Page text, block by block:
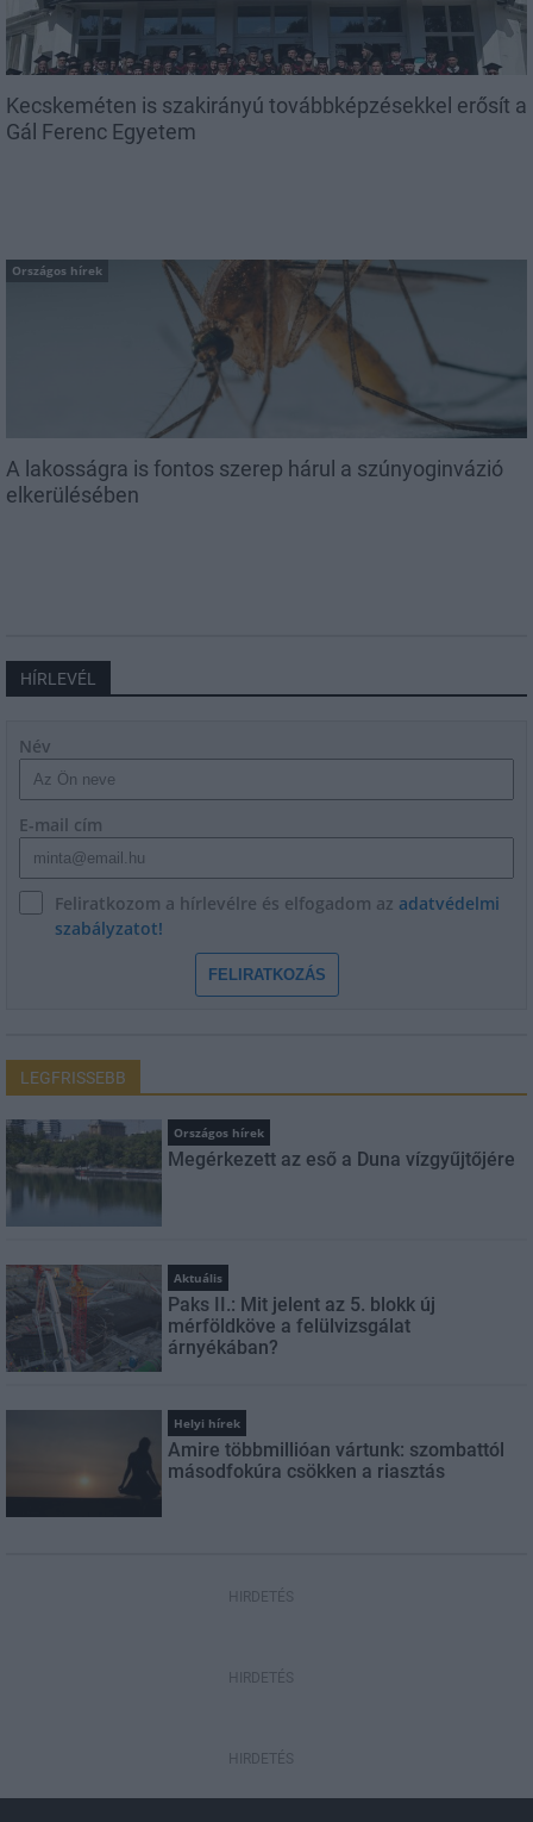
Kecskeméten is szakirányú továbbképzésekkel erősít a
Gál Ferenc Egyetem
Országos hírek
A lakosságra is fontos szerep hárul a szúnyoginvázió
elkerülésében
HÍRLEVÉL
Név
E-mail cím
Feliratkozom a hírlevélre és elfogadom az adatvédelmi
szabályzatot!
FELIRATKOZÁS
LEGFRISSEBB
Országos hírek
Megérkezett az eső a Duna vízgyűjtőjére
Aktuális
Paks II.: Mit jelent az 5. blokk új
mérföldköve a felülvizsgálat
árnyékában?
Helyi hírek
Amire többmillióan vártunk: szombattól
másodfokúra csökken a riasztás
HIRDETÉS
HIRDETÉS
HIRDETÉS